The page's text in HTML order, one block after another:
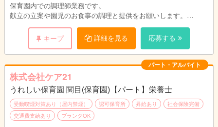
保育園内での調理師業務です。
献立の立案や園児のお食事の調理と提供をお願いします。
園児や保育スタッフと顔を合わせる事ができるので、
ご意見をすぐに料理に反映でき、
調理人としてスキルアップも期待できます。
キープ 詳細を見る 応募する
パート・アルバイト
株式会社ケア21
うれしい保育園 関目(保育園)【パート】栄養士
受動喫煙対策あり（屋内禁煙） 認可保育所 昇給あり
社会保険完備
交通費支給あり
ブランクOK